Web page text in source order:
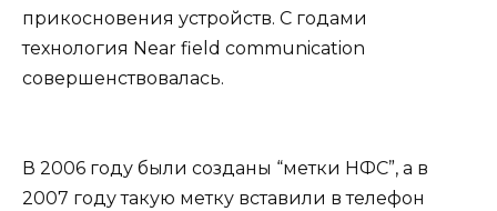
прикосновения устройств. С годами
технология Near field communication
совершенствовалась.
В 2006 году были созданы “метки НФС”, а в
2007 году такую метку вставили в телефон